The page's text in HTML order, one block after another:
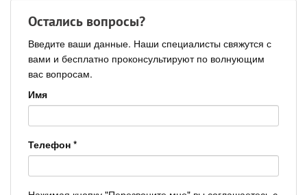
Остались вопросы?
Введите ваши данные. Наши специалисты свяжутся с
вами и бесплатно проконсультируют по волнующим
вас вопросам.
Имя
Телефон *